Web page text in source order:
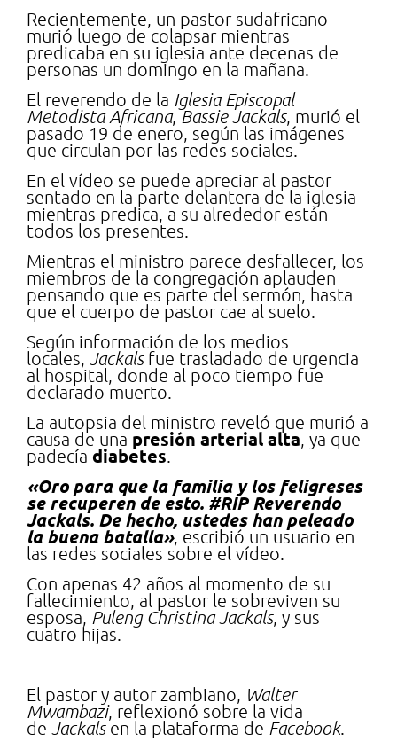
Recientemente, un pastor sudafricano
murió luego de colapsar mientras
predicaba en su iglesia ante decenas de
personas un domingo en la mañana.
El reverendo de la Iglesia Episcopal
Metodista Africana,Bassie Jackals, murió el
pasado 19 de enero, según las imágenes
que circulan por las redes sociales.
En el vídeo se puede apreciar al pastor
sentado en la parte delantera de la iglesia
mientras predica, a su alrededor están
todos los presentes.
Mientras el ministro parece desfallecer, los
miembros de la congregación aplauden
pensando que es parte del sermón, hasta
que el cuerpo de pastor cae al suelo.
Según información de los medios
locales, Jackalsfue trasladado de urgencia
al hospital, donde al poco tiempo fue
declarado muerto.
La autopsia del ministro reveló que murió a
causa de una presión arterial alta, ya que
padecía diabetes.
«Oro para que la familia y los feligreses
se recuperen de esto. #RIP Reverendo
Jackals. De hecho, ustedes han peleado
la buena batalla», escribió un usuario en
las redes sociales sobre el vídeo.
Con apenas 42 años al momento de su
fallecimiento, al pastor le sobreviven su
esposa, Puleng Christina Jackals, y sus
cuatro hijas.
El pastor y autor zambiano, Walter
Mwambazi, reflexionó sobre la vida
de Jackalsen la plataforma de Facebook.